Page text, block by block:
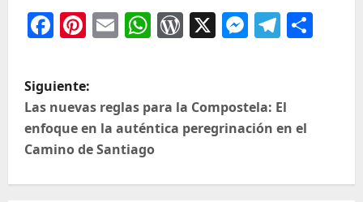
Facebook
Pinterest
EmailWhatsApp
WordPress
X
N
a
v
e
g
Siguiente:
Las nuevas reglas para la Compostela: El
enfoque en la auténtica peregrinación en el
Camino de Santiago